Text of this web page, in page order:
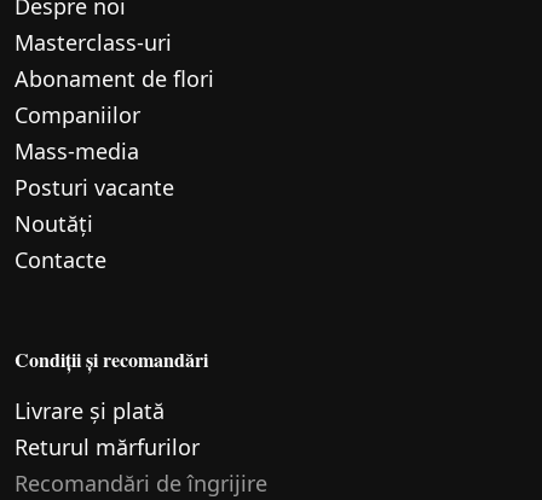
Despre noi
Маsterclass-uri
Abonament de flori
Companiilor
Mass-media
Posturi vacante
Noutăți
Contacte
Condiții și recomandări
Livrare și plată
Returul mărfurilor
Recomandări de îngrijire